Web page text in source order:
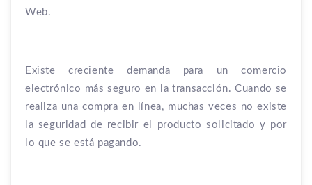
Web.
Existe creciente demanda para un comercio
electrónico más seguro en la transacción. Cuando se
realiza una compra en línea, muchas veces no existe
la seguridad de recibir el producto solicitado y por
lo que se está pagando.